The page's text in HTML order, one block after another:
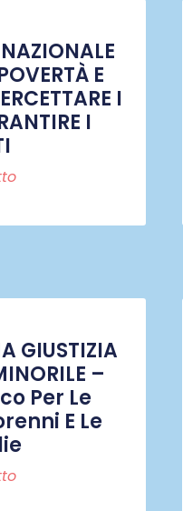
E
I
I
GIUSTIZIA
–
Per Le
E Le